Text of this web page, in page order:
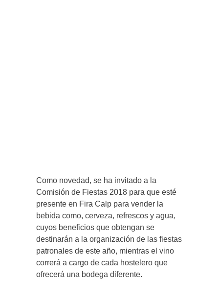
Como novedad, se ha invitado a la
Comisión de Fiestas 2018 para que esté
presente en Fira Calp para vender la
bebida como, cerveza, refrescos y agua,
cuyos beneficios que obtengan se
destinarán a la organización de las fiestas
patronales de este año, mientras el vino
correrá a cargo de cada hostelero que
ofrecerá una bodega diferente.